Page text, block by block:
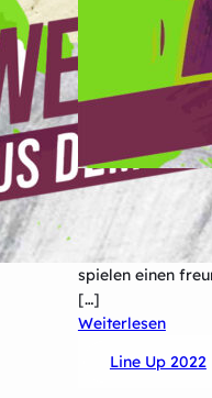
Rascal and
Vocals) und
Schulze alias
spielen einen
[…]
Weiterlesen:
&
Line Up 2022